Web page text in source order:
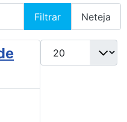
Filtrar Neteja
Mostrar #